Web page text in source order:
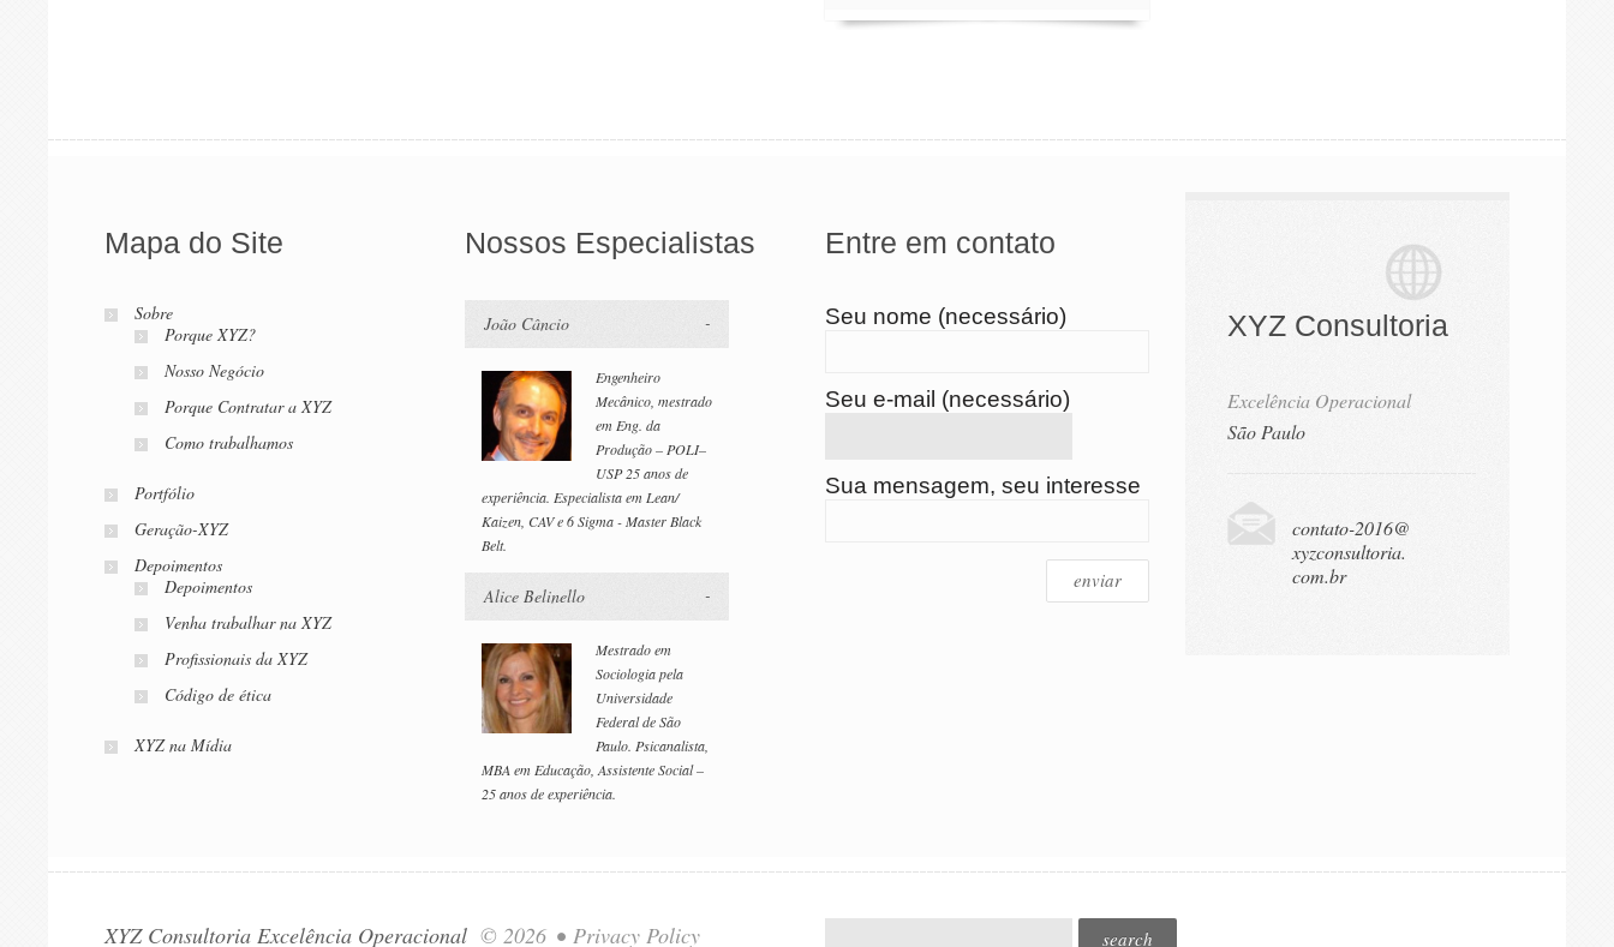
Mapa do Site
Sobre
Porque XYZ?
Nosso Negócio
Porque Contratar a XYZ
Como trabalhamos
Portfólio
Geração-XYZ
Depoimentos
Depoimentos
Venha trabalhar na XYZ
Profissionais da XYZ
Código de ética
XYZ na Mídia
Nossos Especialistas
João Câncio
Engenheiro
Mecânico, mestrado
em Eng. da
Produção – POLI–
USP 25 anos de
experiência. Especialista em Lean/
Kaizen, CAV e 6 Sigma - Master Black
Belt.
Alice Belinello
Mestrado em
Sociologia pela
Universidade
Federal de São
Paulo. Psicanalista,
MBA em Educação, Assistente Social –
25 anos de experiência.
Entre em contato
Seu nome (necessário)
Seu e-mail (necessário)
Sua mensagem, seu interesse
XYZ Consultoria
Excelência Operacional
São Paulo
contato-2016@
xyzconsultoria.
com.br
XYZ Consultoria Excelência Operacional © 2026 • Privacy Policy